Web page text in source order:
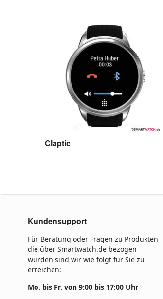
Claptic
Kundensupport
Für Beratung oder Fragen zu Produkten
die über Smartwatch.de bezogen
wurden sind wir wie folgt für Sie zu
erreichen:
Mo. bis Fr. von 9:00 bis 17:00 Uhr